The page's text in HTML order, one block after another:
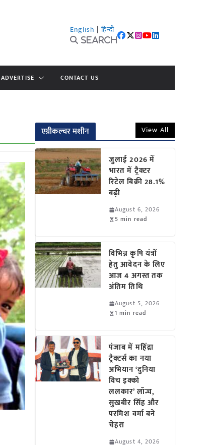
English | हिन्दी
Search
ADVERTISE CONTACT US
एग्रीकल्चर मशीन View All
जुलाई 2026 में
भारत में ट्रैक्टर
रिटेल बिक्री 28.1%
बढ़ी
August 6, 2026
5 min read
विभिन्न कृषि यंत्रों
हेतु आवेदन के लिए
आज 4 अगस्त तक
अंतिम तिथि
August 5, 2026
1 min read
पंजाब में महिंद्रा
ट्रैक्टर्स का नया
अभियान ‘दुनिया
विच इक्को
ललकार’ लॉन्च,
सुखबीर सिंह और
परमिश वर्मा बने
चेहरा
August 4, 2026